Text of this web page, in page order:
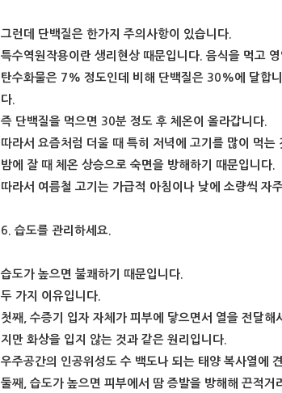
그런데 단백질은 한가지 주의사항이 있습니다.
특수역원작용이란 생리현상 때문입니다. 음식을 먹고
탄수화물은 7% 정도인데 비해 단백질은 30%에 달합
다.
즉 단백질을 먹으면 30분 정도 후 체온이 올라갑니다.
따라서 요즘처럼 더울 때 특히 저녁에 고기를 많이 먹는
밤에 잘 때 체온 상승으로 숙면을 방해하기 때문입니다.
따라서 여름철 고기는 가급적 아침이나 낮에 소량씩 자
6. 습도를 관리하세요.
습도가 높으면 불쾌하기 때문입니다.
두 가지 이유입니다.
첫째, 수증기 입자 자체가 피부에 닿으면서 열을 전달
지만 화상을 입지 않는 것과 같은 원리입니다.
우주공간의 인공위성도 수 백도나 되는 태양 복사열에
둘째, 습도가 높으면 피부에서 땀 증발을 방해해 끈적거